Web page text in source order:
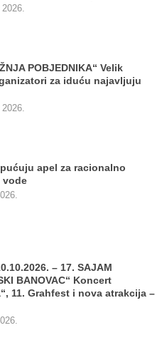
POBJEDNIKA“ Velik
za iduću najavljuju
apel za racionalno
vode
– 17. SAJAM
BANOVAC“ Koncert
11. Grahfest i nova atrakcija –